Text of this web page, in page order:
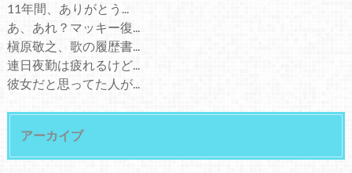
11年間、ありがとう...
あ、あれ？マッキー復...
槇原敬之、歌の履歴書...
連日夜勤は疲れるけど...
彼女だと思ってた人が...
アーカイブ